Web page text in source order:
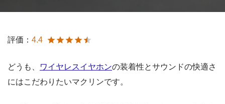
評価： 4.4
どうも、 ワイヤレスイヤホンの装着性とサウンドの快適さ
にはこだわりたいマクリンです。